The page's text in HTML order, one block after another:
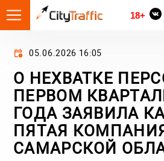
18+
05.06.2026 16:05
О НЕХВАТКЕ
ПЕРВОМ
ГОДА ЗАЯВИЛА
ПЯТАЯ
САМАРСКОЙ